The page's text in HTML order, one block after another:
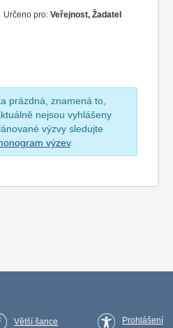
Určeno pro: Veřejnost, Žadatel
prázdná, znamená to,
nejsou vyhlášeny
výzvy sledujte
výzev.
Větší šance
Prohlášení